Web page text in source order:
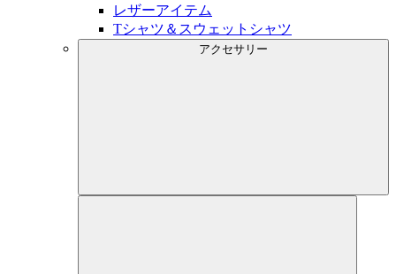
レザーアイテム
Tシャツ＆スウェットシャツ
アクセサリー